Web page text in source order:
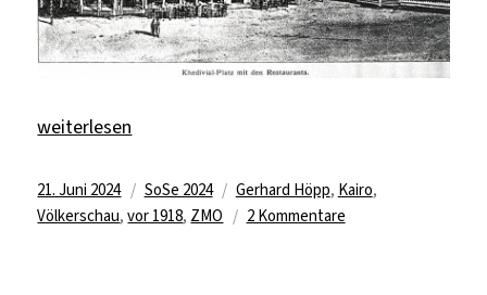
„Kairo in Berlin“
weiterlesen
Veröffentlicht
am
21. Juni 2024 Kategorien
SoSe 2024 Schlagwörter
Gerhard Höpp, Kairo,
Völkerschau,vor 1918, ZMO 2 Kommentarezu